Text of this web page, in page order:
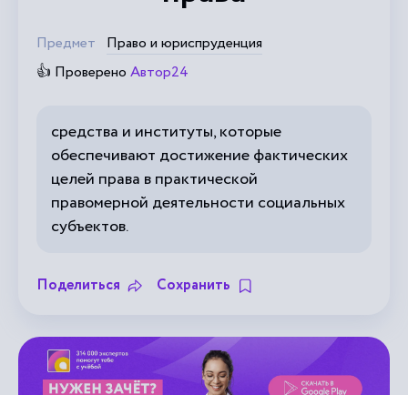
Предмет
Право и юриспруденция
👍 Проверено Автор24
средства и институты, которые
обеспечивают достижение фактических
целей права в практической
правомерной деятельности социальных
субъектов.
Поделиться Сохранить